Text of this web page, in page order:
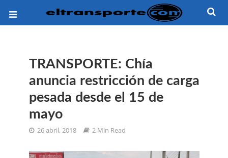
TRANSPORTE: Chía
anuncia restricción de carga
pesada desde el 15 de
mayo
26 abril, 2018 2 Min Read